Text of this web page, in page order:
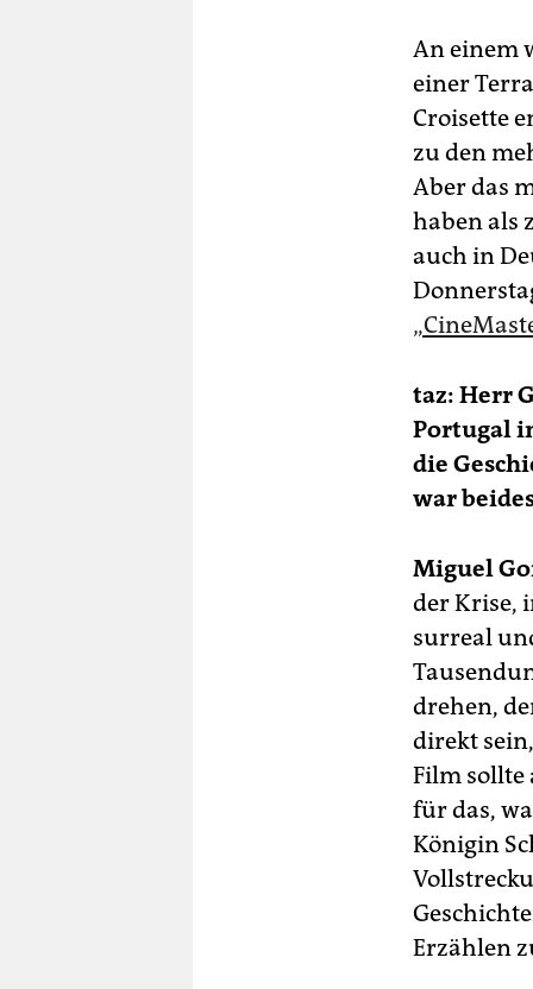
An einem
einer
Croisette
zu den
Aber das
haben als
auch in
taz: Herr
Portugal
die
war
Miguel
der Krise,
surreal
drehen,
direkt
Film sollte
für das,
Königin
Erzählen